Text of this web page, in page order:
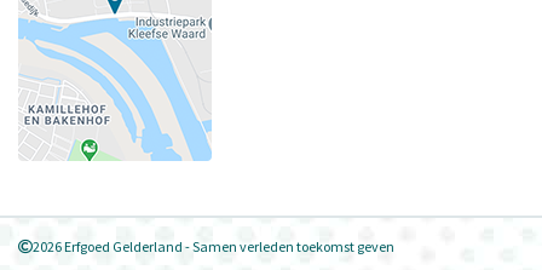
2026 Erfgoed Gelderland - Samen verleden toekomst geven